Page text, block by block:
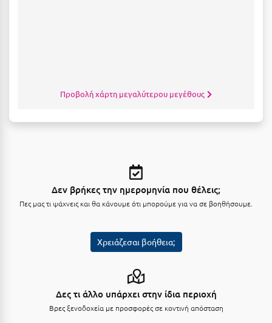
Λεπτοκαρυά
Λίμνη Πλαστήρα
Προβολή χάρτη μεγαλύτερου μεγέθους
Δεν βρήκες την ημερομηνία που θέλεις;
Πες μας τι ψάχνεις και θα κάνουμε ότι μπορούμε για να σε βοηθήσουμε.
Χρειάζεσαι βοήθεια;
Δες τι άλλο υπάρχει στην ίδια περιοχή
Βρες ξενοδοχεία με προσφορές σε κοντινή απόσταση